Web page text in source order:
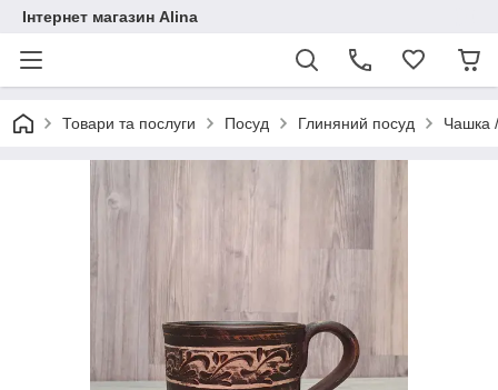
Інтернет магазин Alina
Товари та послуги Посуд Глиняний посуд Чашка